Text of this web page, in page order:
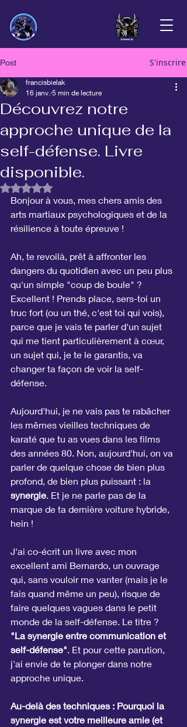
Post S'inscrire
Découvrez notre
approche unique de la
self-défense. Livre
disponible.
francisbielak
16 janv. 5 min de lecture
Noté NaN étoiles sur 5.
Bonjour à vous, mes chers amis des
arts martiaux psychologiques et de la
résilience à toute épreuve !
Ah, te revoilà, prêt à affronter les
dangers du quotidien avec un peu plus
qu'un simple "coup de boule" ?
Excellent ! Prends place, sers-toi un
truc fort (ou un thé, c'est toi qui vois),
parce que je vais te parler d'un sujet
qui me tient particulièrement à cœur,
un sujet qui, je te le garantis, va
changer ta façon de voir la self-
défense.
Aujourd'hui, je ne vais pas te rabâcher
les mêmes vieilles techniques de
karaté que tu as vues dans les films
des années 80. Non, aujourd'hui, on va
parler de quelque chose de bien plus
profond, de bien plus puissant : la
synergie. Et je ne parle pas de la
marque de ta dernière voiture hybride,
hein !
J'ai co-écrit un livre avec mon
excellent ami Bernardo, un ouvrage
qui, sans vouloir me vanter (mais je le
fais quand même un peu), risque de
faire quelques vagues dans le petit
monde de la self-défense. Le titre ?
"La synergie entre communication et
self-défense". Et pour cette parution,
j'ai envie de te plonger dans notre
approche unique.
Au-delà des techniques : Pourquoi la
synergie est votre meilleure amie (et